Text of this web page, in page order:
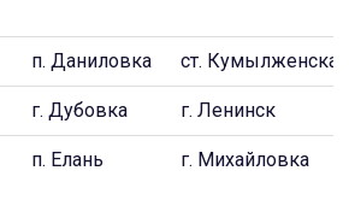
п. Даниловка ст. Кумылженская
г. Дубовка г. Ленинск
п. Елань г. Михайловка